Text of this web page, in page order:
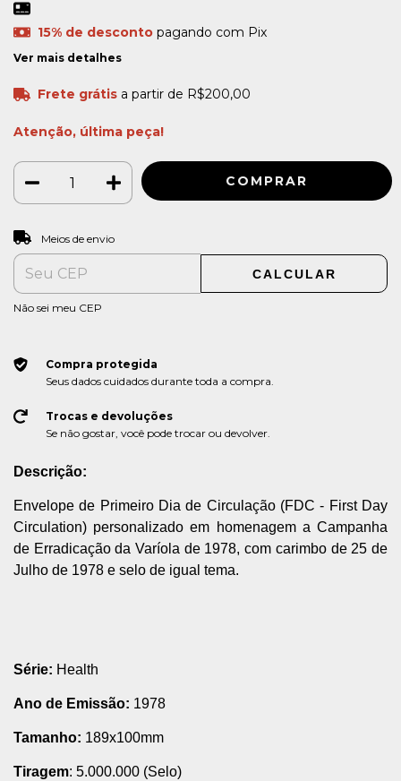
15% de descontopagando com Pix
Ver mais detalhes
Frete grátis a partir de R$200,00
Atenção, última peça!
Entregas para o CEP:
Meios de envio
CALCULAR
Não sei meu CEP
Compra protegida
Seus dados cuidados durante toda a compra.
Trocas e devoluções
Se não gostar, você pode trocar ou devolver.
Descrição:
Envelope de Primeiro Dia de Circulação (FDC - First Day
Circulation) personalizado em homenagem a Campanha
de Erradicação da Varíola de 1978, com carimbo de 25 de
Julho de 1978 e selo de igual tema.
Série: Health
Ano de Emissão: 1978
Tamanho: 189x100mm
Tiragem: 5.000.000 (Selo)